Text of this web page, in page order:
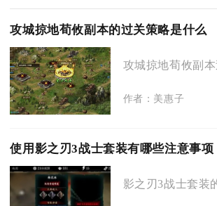
攻城掠地荀攸副本的过关策略是什么
攻城掠地荀攸副
作者：美惠子
使用影之刃3战士套装有哪些注意事项
影之刃3战士套装